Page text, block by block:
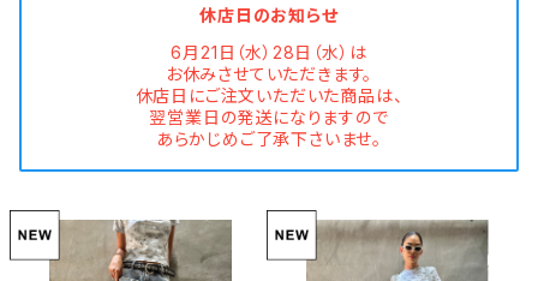
休店日のお知らせ
6月21日（水）28日（水）は
お休みさせていただきます。
休店日にご注文いただいた商品は、
翌営業日の発送になりますので
あらかじめご了承下さいませ。